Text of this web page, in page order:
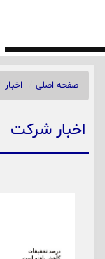
صفحه اصلی اخبار
اخبار شرکت